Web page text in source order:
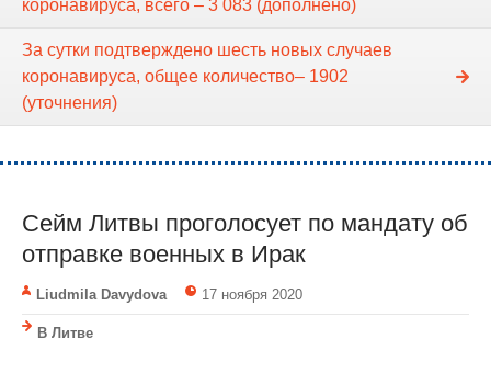
коронавируса, всего – 3 083 (дополнено)
За сутки подтверждено шесть новых случаев
коронавируса, общее количество– 1902
(уточнения)
Сейм Литвы проголосует по мандату об
отправке военных в Ирак
Liudmila Davydova 17 ноября 2020
В Литве